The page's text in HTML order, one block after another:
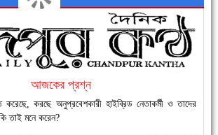
৫৫%, মৃত্যু ৪৬%
আজকের প্রশ্ন
করেছে, করছে অনুপ্রবেশকারী হাইব্রিড নেতাকর্মী ও তাদের
তাই মনে করেন?